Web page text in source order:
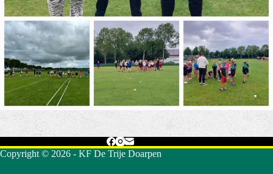
Copyright © 2026 - KF De Trije Doarpen